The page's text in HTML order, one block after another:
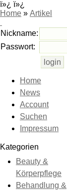
ï»¿ ï»¿
Home » Artikel
Nickname:
Passwort:
Home
News
Account
Suchen
Impressum
Kategorien
Beauty &
Körperpflege
Behandlung &